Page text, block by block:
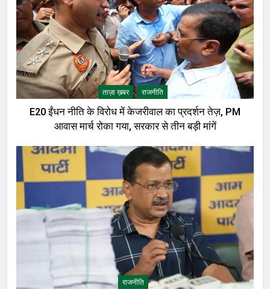
ताज़ा ख़बर राजनीति
E20 ईंधन नीति के विरोध में केजरीवाल का प्रदर्शन तेज़, PM
आवास मार्च रोका गया, सरकार से तीन बड़ी मांगें
राजनीति